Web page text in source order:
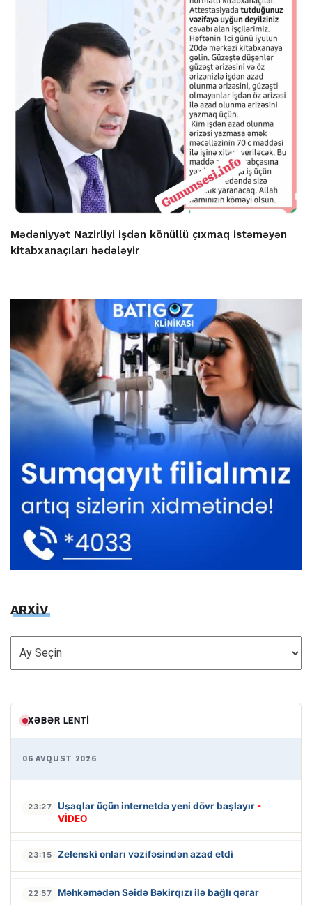
Mədəniyyət Nazirliyi işdən könüllü çıxmaq istəməyən
kitabxanaçıları hədələyir
ARXİV
ARXİV
XƏBƏR LENTI
06 AVQUST 2026
23:27 Uşaqlar üçün internetdə yeni dövr başlayır -
VİDEO
23:15 Zelenski onları vəzifəsindən azad etdi
22:57 Məhkəmədən Səidə Bəkirqızı ilə bağlı qərar